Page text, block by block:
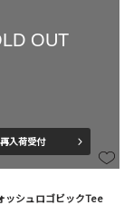
OUT
再入荷受付
ッシュロゴビックTee